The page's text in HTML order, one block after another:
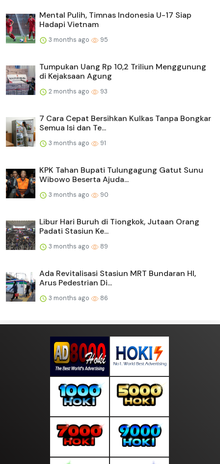
Mental Pulih, Timnas Indonesia U-17 Siap
Hadapi Vietnam
3 months ago 95
Tumpukan Uang Rp 10,2 Triliun Menggunung
di Kejaksaan Agung
2 months ago 93
7 Cara Cepat Bersihkan Kulkas Tanpa Bongkar
Semua Isi dan Te...
3 months ago 91
KPK Tahan Bupati Tulungagung Gatut Sunu
Wibowo Beserta Ajuda...
3 months ago 90
Libur Hari Buruh di Tiongkok, Jutaan Orang
Padati Stasiun Ke...
3 months ago 89
Ada Revitalisasi Stasiun MRT Bundaran HI,
Arus Pedestrian Di...
3 months ago 86